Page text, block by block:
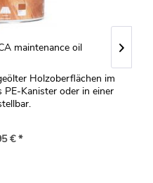
maintenance oil
Holzoberflächen im
Kanister oder in einer
€ *